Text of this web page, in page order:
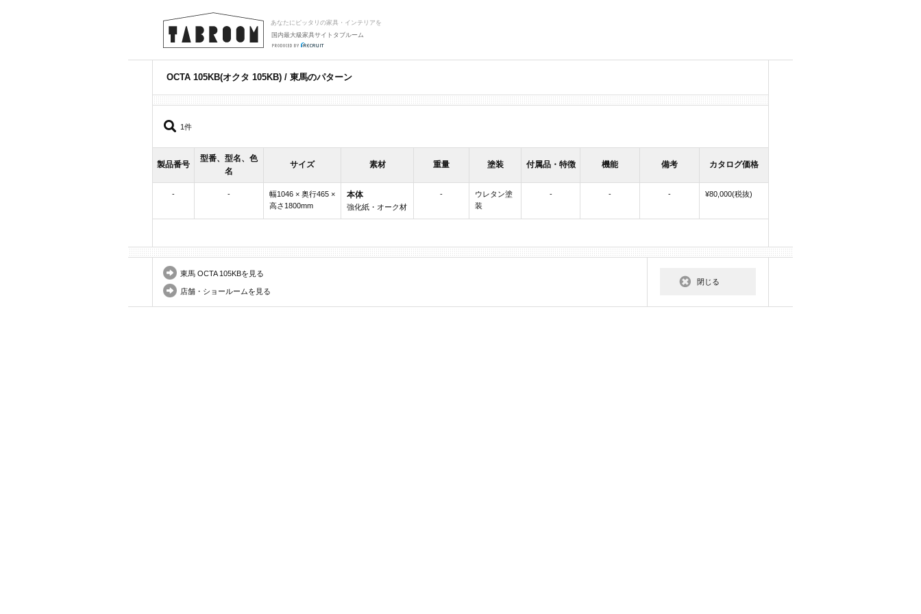
あなたにピッタリの家具・インテリアを
国内最大級家具サイトタブルーム
OCTA 105KB(オクタ 105KB) / 東馬のパターン
1件
製品番号
型番、型名、色
名
サイズ 素材 重量 塗装 付属品・特徴 機能 備考 カタログ価格
- -
幅1046 × 奥行465 ×
高さ1800mm
本体
強化紙・オーク材
-
ウレタン塗
装
- - - ¥80,000(税抜)
東馬 OCTA 105KBを見る
店舗・ショールームを見る
閉じる